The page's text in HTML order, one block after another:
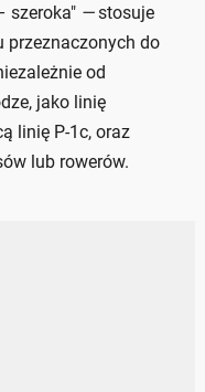
szeroka" —stosuje
przeznaczonych do
od
jako linię
linię P-1c, oraz
lub rowerów.